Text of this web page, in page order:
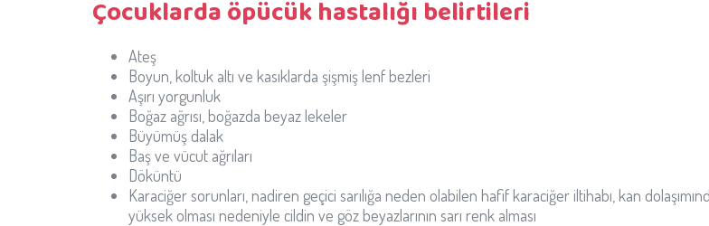
Çocuklarda öpücük hastalığı belirtileri
Ateş
Boyun, koltuk altı ve kasıklarda şişmiş lenf bezleri
Aşırı yorgunluk
Boğaz ağrısı, boğazda beyaz lekeler
Büyümüş dalak
Baş ve vücut ağrıları
Döküntü
Karaciğer sorunları, nadiren geçici sarılığa neden olabilen hafif karaciğer iltihabı, kan
yüksek olması nedeniyle cildin ve göz beyazlarının sarı renk alması